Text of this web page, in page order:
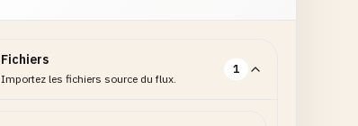
Fichiers
Importez les fichiers source du flux.
1